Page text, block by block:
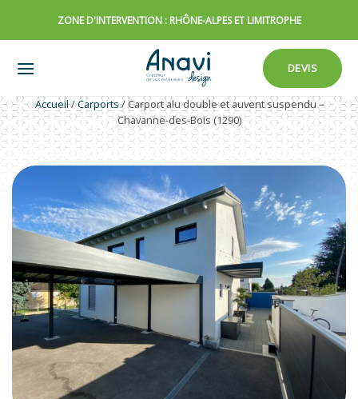
ZONE D'INTERVENTION : RHÔNE-ALPES ET LIMITROPHE
DEVIS
Accueil/Carports/Carport alu double et auvent suspendu –
Chavanne-des-Bois (1290)